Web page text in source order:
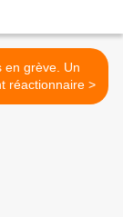
en grève. Un
mouvement réactionnaire >